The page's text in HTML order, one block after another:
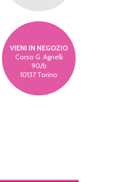
VIENI IN NEGOZIO
Corso G. Agnelli
90/b
10137 Torino